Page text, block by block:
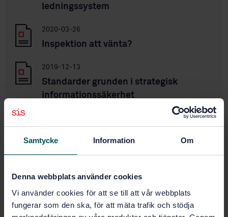
Samtycke Information Om
Denna webbplats använder cookies
Vi använder cookies för att se till att vår webbplats
fungerar som den ska, för att mäta trafik och stödja
ledningssystem
2020-03-26
Inspektion att vänta?
2019-12-13
Standarder grunden i strategisk
informationssäkerhet
2019-06-10
2019-03-14